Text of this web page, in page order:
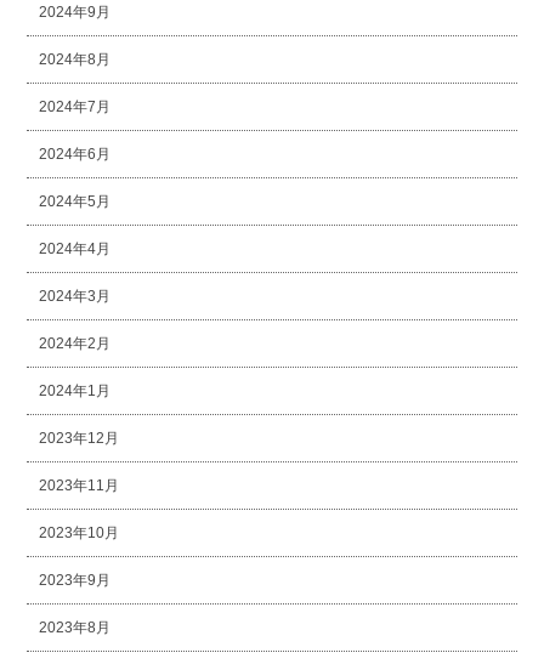
2024年9月
2024年8月
2024年7月
2024年6月
2024年5月
2024年4月
2024年3月
2024年2月
2024年1月
2023年12月
2023年11月
2023年10月
2023年9月
2023年8月